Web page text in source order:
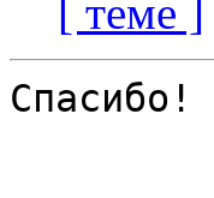
[ теме ]
Спасибо!